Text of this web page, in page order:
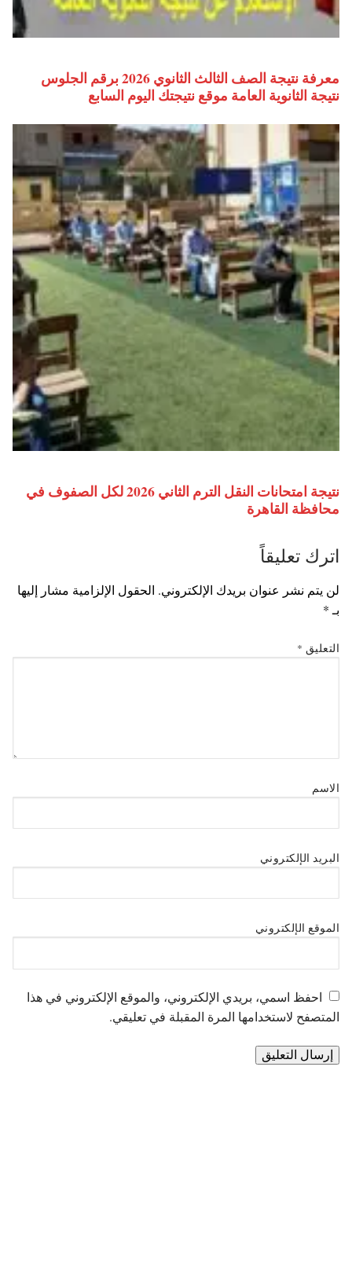
معرفة نتيجة الصف الثالث الثانوي 2026 برقم الجلوس
نتيجة الثانوية العامة موقع نتيجتك اليوم السابع
نتيجة امتحانات النقل الترم الثاني 2026 لكل الصفوف في
محافظة القاهرة
اترك تعليقاً
لن يتم نشر عنوان بريدك الإلكتروني. الحقول الإلزامية مشار إليها
بـ*
التعليق *
الاسم
البريد الإلكتروني
الموقع الإلكتروني
احفظ اسمي، بريدي الإلكتروني، والموقع الإلكتروني في هذا
المتصفح لاستخدامها المرة المقبلة في تعليقي.